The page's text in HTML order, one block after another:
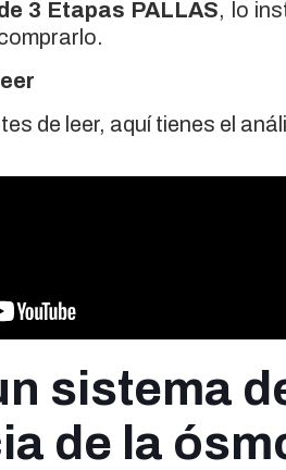
3 Etapas PALLAS, lo
de leer, aquí tienes el
sistema
de la